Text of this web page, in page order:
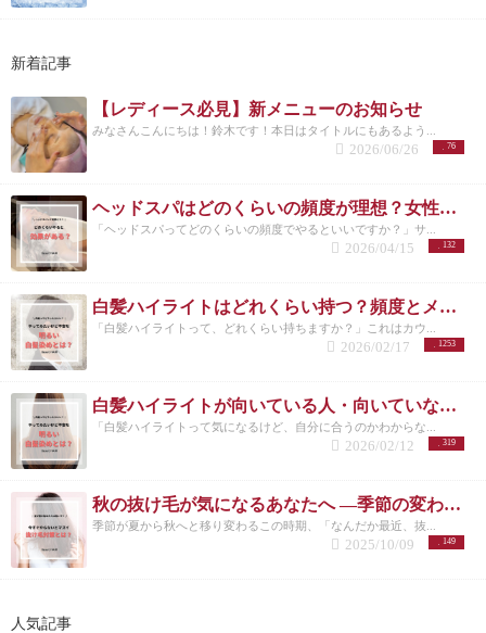
新着記事
【レディース必見】新メニューのお知らせ
みなさんこんにちは！鈴木です！本日はタイトルにもあるよう...
76
2026/06/26
ヘッドスパはどのくらいの頻度が理想？女性に多い悩みと正しい通い方
「ヘッドスパってどのくらいの頻度でやるといいですか？」サ...
132
2026/04/15
白髪ハイライトはどれくらい持つ？頻度とメンテナンスの目安を解説
「白髪ハイライトって、どれくらい持ちますか？」これはカウ...
1253
2026/02/17
白髪ハイライトが向いている人・向いていない人｜後悔しない選び方 洗足
「白髪ハイライトって気になるけど、自分に合うのかわからな...
319
2026/02/12
秋の抜け毛が気になるあなたへ ―季節の変わり目に必要な頭皮ケアとは―
季節が夏から秋へと移り変わるこの時期、「なんだか最近、抜...
149
2025/10/09
人気記事